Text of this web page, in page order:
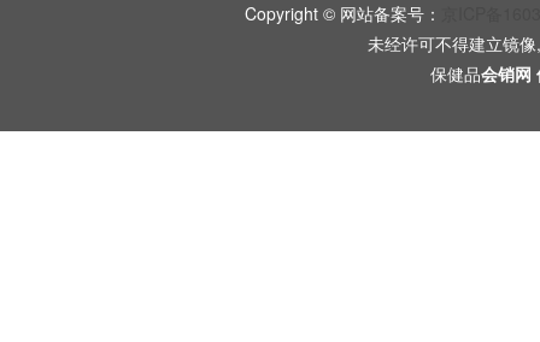
Copyright © 网站备案号：
未经许可不得建立镜
保健品会销网